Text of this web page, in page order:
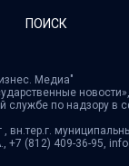
ПОИСК
Медиа"
службе по надзору
, вн.тер.г.
+7 (812) 409-36-95,